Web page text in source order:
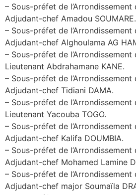
– Sous-préfet de l’Arrondissement
Adjudant-chef Amadou SOUMARE.
– Sous-préfet de l’Arrondissement
Adjudant-chef Alghoulama AG
– Sous-préfet de l’Arrondissement
Lieutenant Abdrahamane KANE.
– Sous-préfet de l’Arrondissement
Adjudant-chef Tidiani DAMA.
– Sous-préfet de l’Arrondissement
Lieutenant Yacouba TOGO.
– Sous-préfet de l’Arrondissement
Adjudant-chef Kalifa DOUMBIA.
– Sous-préfet de l’Arrondissement
Adjudant-chef Mohamed Lamine
– Sous-préfet de
Adjudant-chef major Soumaïla